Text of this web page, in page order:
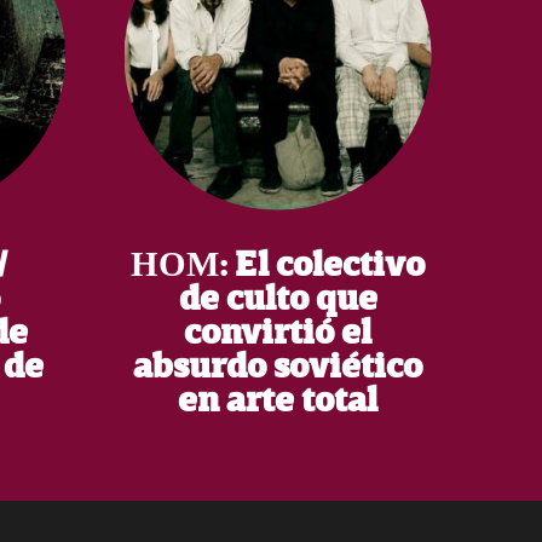
НОМ: El colectivo
de culto que
convirtió el
absurdo soviético
en arte total